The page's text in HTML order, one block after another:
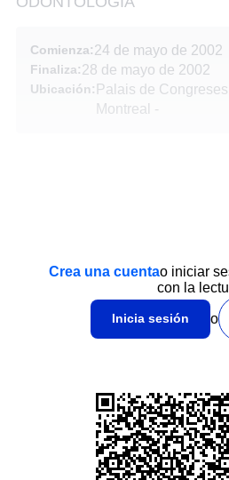
Comienza:24 de mayo de 2002
Finaliza:28 de mayo de 2002
Ubicación: Palais de
Montreal
-
Crea una cuentao iniciar
con la
Inicia sesión o